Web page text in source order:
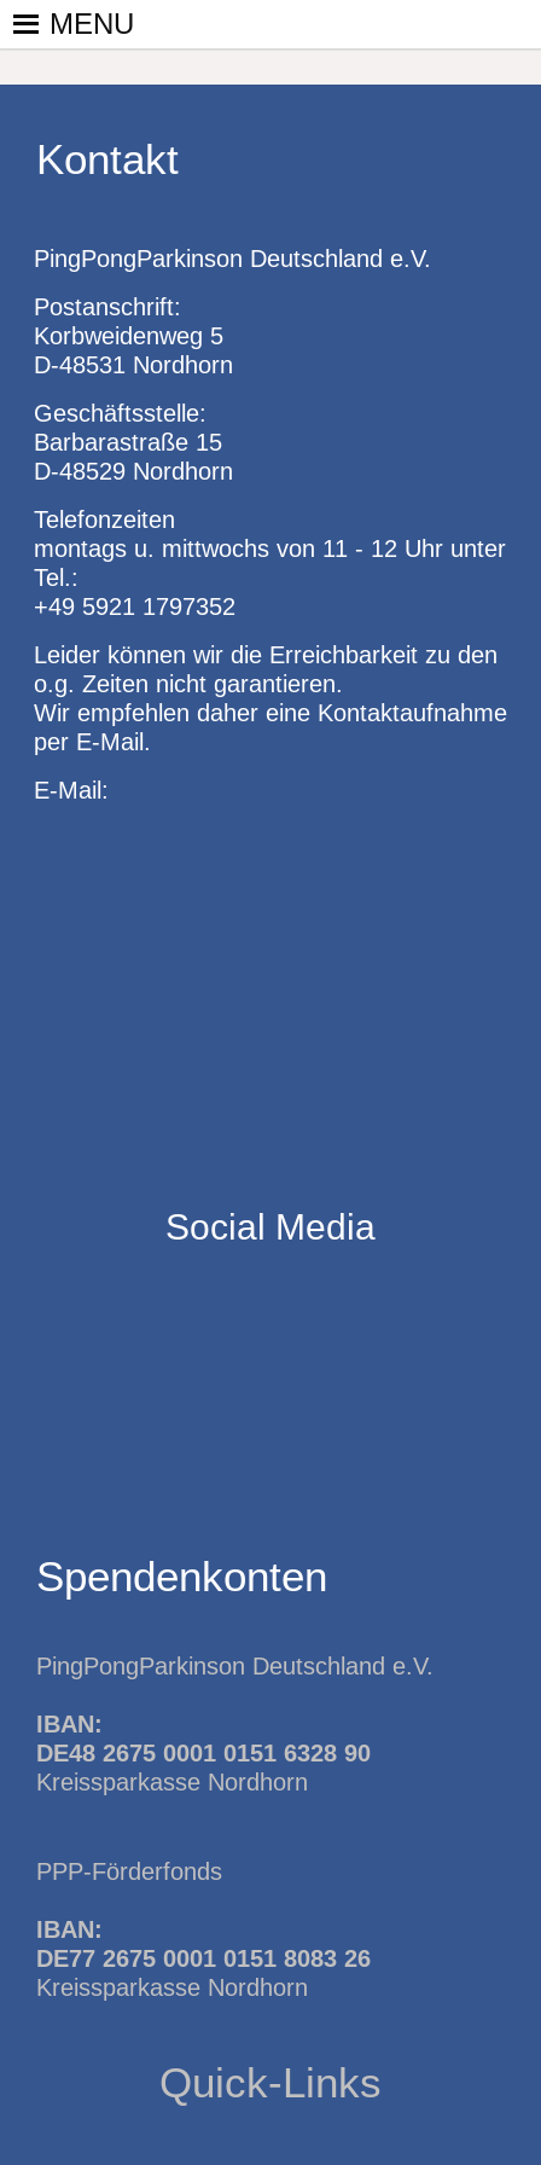
Skip
PINGPONGPARKINSON
ist der
bundesweite
von
kooperierenden
der sich – mit dem
– überwiegend
ehrenamtlich um
Personen mit
Parkinson und
deren Angehörige
kümmert.
MENU
Kontakt
PingPongParkinson Deutschland e.V.
Postanschrift:
Korbweidenweg 5
D-48531 Nordhorn
Geschäftsstelle:
Barbarastraße 15
D-48529 Nordhorn
Telefonzeiten
montags u. mittwochs von 11 - 12 Uhr unter
Tel.:
+49 5921 1797352
Leider können wir die Erreichbarkeit zu den
o.g. Zeiten nicht garantieren.
Wir empfehlen daher eine Kontaktaufnahme
per E-Mail.
E-Mail:
Social Media
Spendenkonten
PingPongParkinson Deutschland e.V.
IBAN:
DE48 2675 0001 0151 6328 90
Kreissparkasse Nordhorn
PPP-Förderfonds
IBAN:
DE77 2675 0001 0151 8083 26
Kreissparkasse Nordhorn
Quick-Links